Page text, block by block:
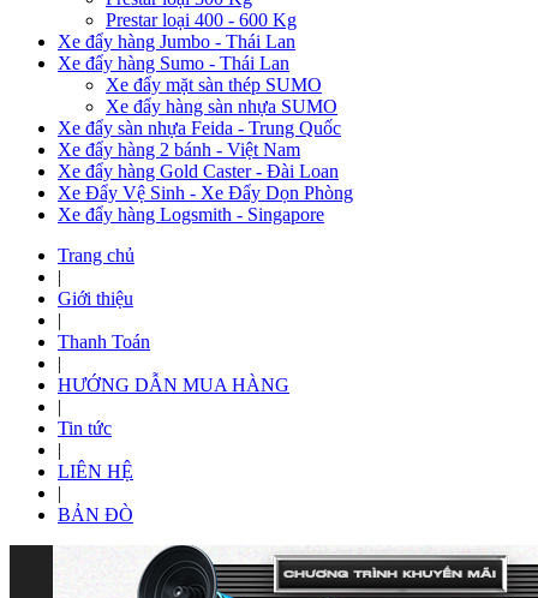
Prestar loại 400 - 600 Kg
Xe đẩy hàng Jumbo - Thái Lan
Xe đẩy hàng Sumo - Thái Lan
Xe đẩy mặt sàn thép SUMO
Xe đẩy hàng sàn nhựa SUMO
Xe đẩy sàn nhựa Feida - Trung Quốc
Xe đẩy hàng 2 bánh - Việt Nam
Xe đẩy hàng Gold Caster - Đài Loan
Xe Đẩy Vệ Sinh - Xe Đẩy Dọn Phòng
Xe đẩy hàng Logsmith - Singapore
Trang chủ
|
Giới thiệu
|
Thanh Toán
|
HƯỚNG DẪN MUA HÀNG
|
Tin tức
|
LIÊN HỆ
|
BẢN ĐÒ